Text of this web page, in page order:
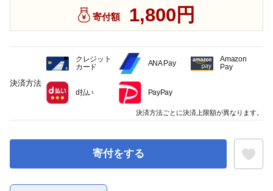
寄付額 1,800円
寄付をする
決済方法
クレジット
カード
ANA Pay
Amazon
Pay
d払い PayPay
決済方法ごとに決済上限額が異なります。